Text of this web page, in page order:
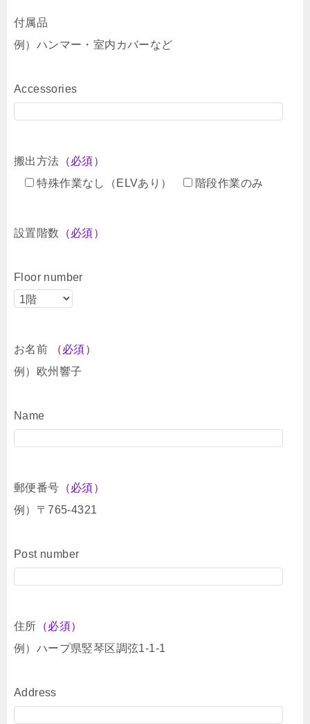
付属品
例）ハンマー・室内カバーなど
Accessories
搬出方法 （必須）
特殊作業なし（ELVあり）
階段作業のみ
設置階数 （必須）
Floor number
お名前
（必須）
例）欧州響子
Name
郵便番号 （必須）
例）〒765-4321
Post number
住所 （必須）
例）ハープ県竪琴区調弦1-1-1
Address